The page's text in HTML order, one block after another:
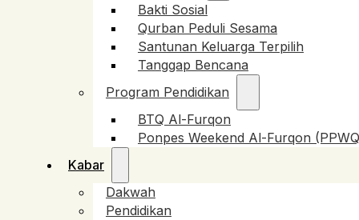
Bakti Sosial
Qurban Peduli Sesama
Santunan Keluarga Terpilih
Tanggap Bencana
Program Pendidikan
BTQ Al-Furqon
Ponpes Weekend Al-Furqon
Kabar
Dakwah
Pendidikan